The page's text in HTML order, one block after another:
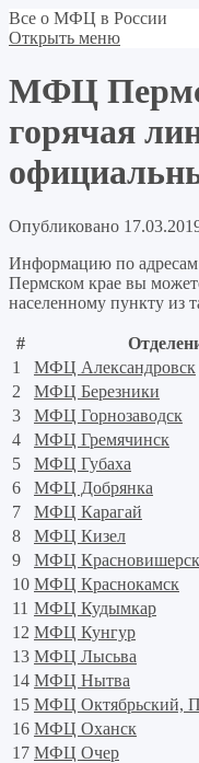
Все о МФЦ в России
Открыть меню
МФЦ
горячая
Опубликовано
Информацию по
Пермском крае вы
населенному пункту из
#
1
МФЦ Александровск
2
МФЦ Березники
3
МФЦ Горнозаводск
4
МФЦ Гремячинск
5
МФЦ Губаха
6
МФЦ Добрянка
7
МФЦ Карагай
8
МФЦ Кизел
9
МФЦ Красновишерск
10 МФЦ Краснокамск
11 МФЦ Кудымкар
12 МФЦ Кунгур
13 МФЦ Лысьва
14 МФЦ Нытва
15 МФЦ Октябрьский,
16 МФЦ Оханск
17 МФЦ Очер